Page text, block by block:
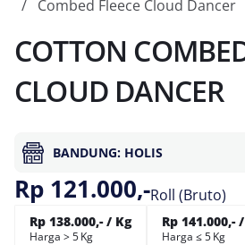
Combed Fleece Cloud Dancer
COTTON
CLOUD DANCER
BANDUNG: HOLIS
Rp 121.000,-Roll (Bruto)
Rp 138.000,- / Kg
Harga > 5 Kg
Rp 141.000,-
Harga ≤ 5 Kg